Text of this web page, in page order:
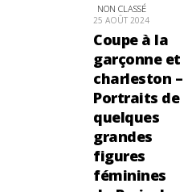
NON CLASSÉ
25 AOÛT 2024
Coupe à la
garçonne et
charleston –
Portraits de
quelques
grandes
figures
féminines